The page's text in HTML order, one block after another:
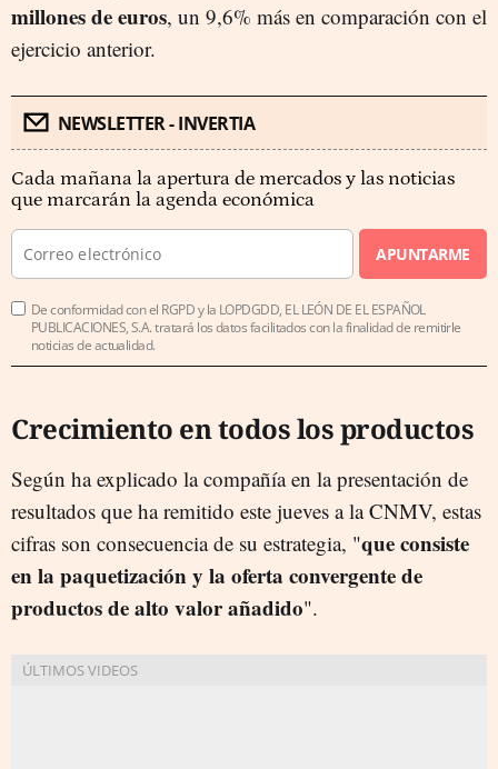
millones de euros, un 9,6% más en comparación con el
ejercicio anterior.
NEWSLETTER - INVERTIA
Cada mañana la apertura de mercados y las noticias
que marcarán la agenda económica
APUNTARME
De conformidad con el RGPD y la LOPDGDD, EL LEÓN DE EL ESPAÑOL
PUBLICACIONES, S.A. tratará los datos facilitados con la finalidad de remitirle
noticias de actualidad.
Crecimiento en todos los productos
Según ha explicado la compañía en la presentación de
resultados que ha remitido este jueves a la CNMV, estas
cifras son consecuencia de su estrategia, "que consiste
en la paquetización y la oferta convergente de
productos de alto valor añadido".